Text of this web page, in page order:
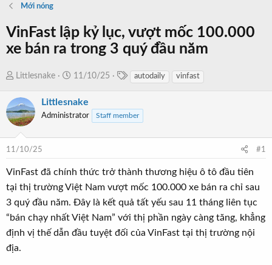
Mới nóng
VinFast lập kỷ lục, vượt mốc 100.000
xe bán ra trong 3 quý đầu năm
T
r
e
a
t
a
t
e
r
Littlesnake
N
à
y
đ
ầ
11/10/25
s
autodaily vinfast
Littlesnake
Administrator Staff member
11/10/25 #1
VinFast đã chính thức trở thành thương hiệu ô tô đầu tiên
tại thị trường Việt Nam vượt mốc 100.000 xe bán ra chỉ sau
3 quý đầu năm. Đây là kết quả tất yếu sau 11 tháng liên tục
“bán chạy nhất Việt Nam” với thị phần ngày càng tăng, khẳng
định vị thế dẫn đầu tuyệt đối của VinFast tại thị trường nội
địa.